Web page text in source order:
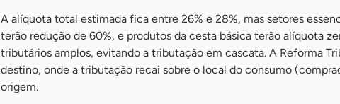
A alíquota total estimada fica entre 26% e 28%, mas setores
terão redução de 60%, e produtos da cesta básica terão alíquota
tributários amplos, evitando a tributação em cascata. A Reforma
destino, onde a tributação recai sobre o local do consumo
origem.